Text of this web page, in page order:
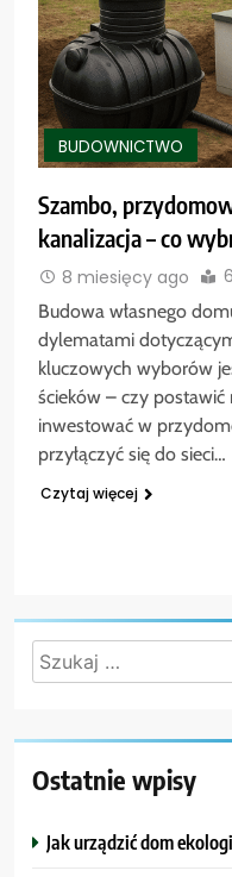
BUDOWNICTWO
Szambo,
kanalizacja – co
8 miesięcy ago
Budowa własnego
dylematami
kluczowych wyborów
ścieków – czy
inwestować w
przyłączyć się do sieci…
Czytaj więcej
Szukaj:
Ostatnie wpisy
Jak urządzić dom